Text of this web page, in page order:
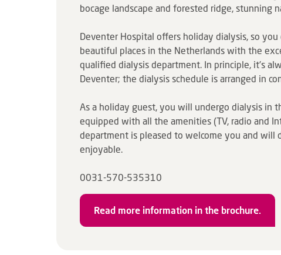
bocage landscape and forested ridge, stunning
Deventer Hospital offers holiday dialysis, so
beautiful places in the Netherlands with the
qualified dialysis department. In principle, it's
Deventer; the dialysis schedule is arranged in
As a holiday guest, you will undergo dialysis in
equipped with all the amenities (TV, radio and
department is pleased to welcome you and will
enjoyable.
0031-570-535310
Read more information in the brochure.